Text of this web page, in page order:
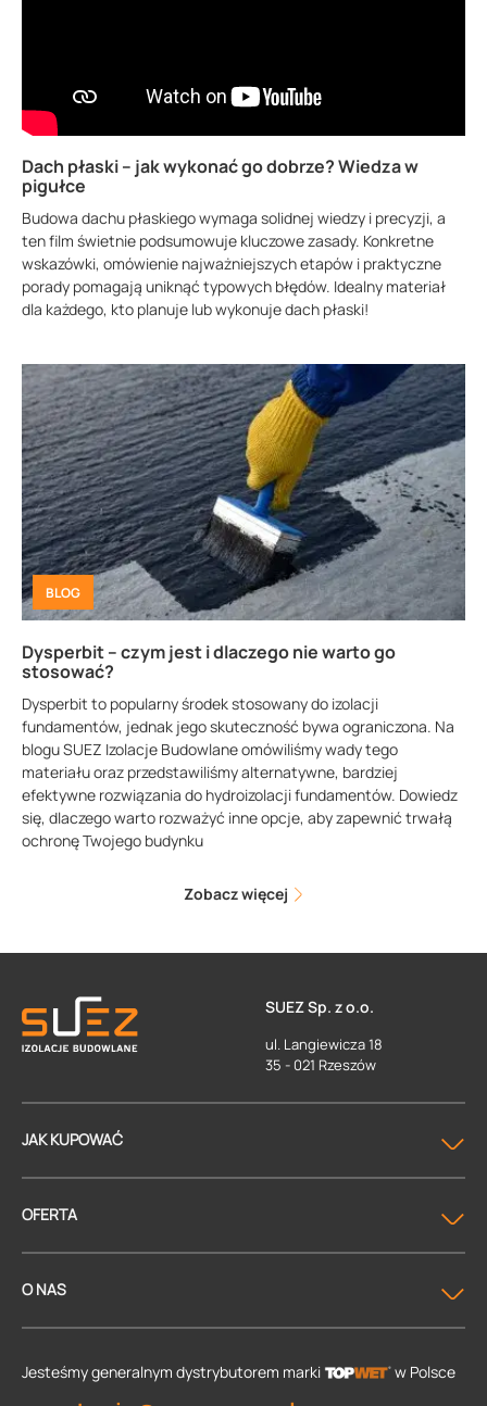
Dach płaski – jak wykonać go dobrze? Wiedza w
pigułce
Budowa dachu płaskiego wymaga solidnej wiedzy i precyzji, a
ten film świetnie podsumowuje kluczowe zasady. Konkretne
wskazówki, omówienie najważniejszych etapów i praktyczne
porady pomagają uniknąć typowych błędów. Idealny materiał
dla każdego, kto planuje lub wykonuje dach płaski!
BLOG
Dysperbit – czym jest i dlaczego nie warto go
stosować?
Dysperbit to popularny środek stosowany do izolacji
fundamentów, jednak jego skuteczność bywa ograniczona. Na
blogu SUEZ Izolacje Budowlane omówiliśmy wady tego
materiału oraz przedstawiliśmy alternatywne, bardziej
efektywne rozwiązania do hydroizolacji fundamentów. Dowiedz
się, dlaczego warto rozważyć inne opcje, aby zapewnić trwałą
ochronę Twojego budynku
Zobacz więcej
SUEZ Sp. z o.o.
ul. Langiewicza 18
35 - 021 Rzeszów
JAK KUPOWAĆ
OFERTA
O NAS
Jesteśmy generalnym dystrybutorem marki w Polsce